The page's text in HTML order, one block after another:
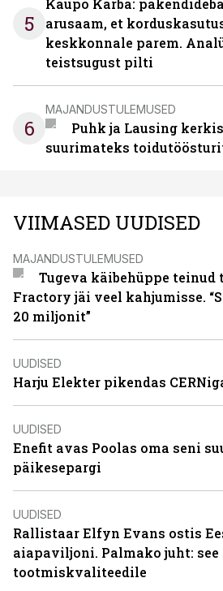
5
Kaupo Karba:
arusaam, et
keskkonnale parem.
teistsugust pilti
6
MAJANDUSTULEMUSED
Puhk ja Lausing
suurimateks
VIIMASED UUDISED
MAJANDUSTULEMUSED
Tugeva käibehüppe teinud
Fractory jäi veel kahjumisse.
20 miljonit”
UUDISED
Harju Elekter pikendas
UUDISED
Enefit avas Poolas oma seni
päikesepargi
UUDISED
Rallistaar Elfyn Evans ostis
aiapaviljoni. Palmako juht:
tootmiskvaliteedile